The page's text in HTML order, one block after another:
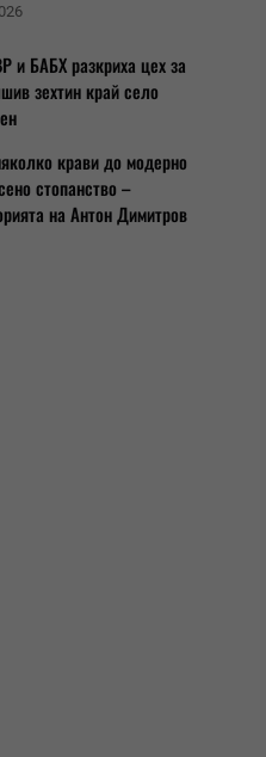
и БАБХ разкриха цех за
зехтин край село
крави до модерно
стопанство –
на Антон Димитров